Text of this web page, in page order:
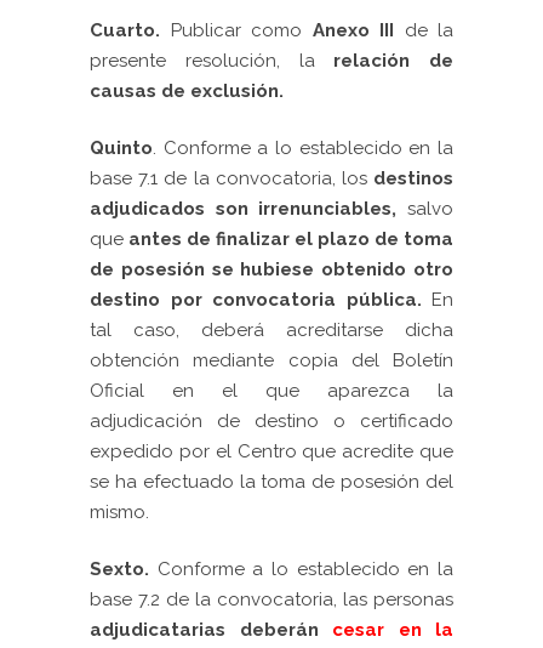
Cuarto. Publicar como Anexo III de la
presente resolución, la relación de
causas de exclusión.
Quinto. Conforme a lo establecido en la
base 7.1 de la convocatoria, los destinos
adjudicados son irrenunciables, salvo
que antes de finalizar el plazo de toma
de posesión se hubiese obtenido otro
destino por convocatoria pública. En
tal caso, deberá acreditarse dicha
obtención mediante copia del Boletín
Oficial en el que aparezca la
adjudicación de destino o certificado
expedido por el Centro que acredite que
se ha efectuado la toma de posesión del
mismo.
Sexto. Conforme a lo establecido en la
base 7.2 de la convocatoria, las personas
adjudicatarias deberán cesar en la